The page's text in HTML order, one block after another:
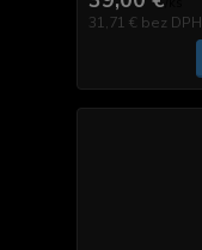
31,71 € bez DPH